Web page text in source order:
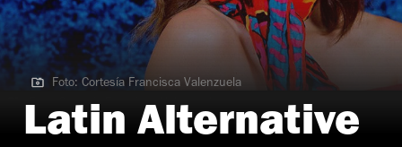
Foto: Cortesía Francisca Valenzuela
Foto: Cortesía Francisca Valenzuela
Latin Alternative